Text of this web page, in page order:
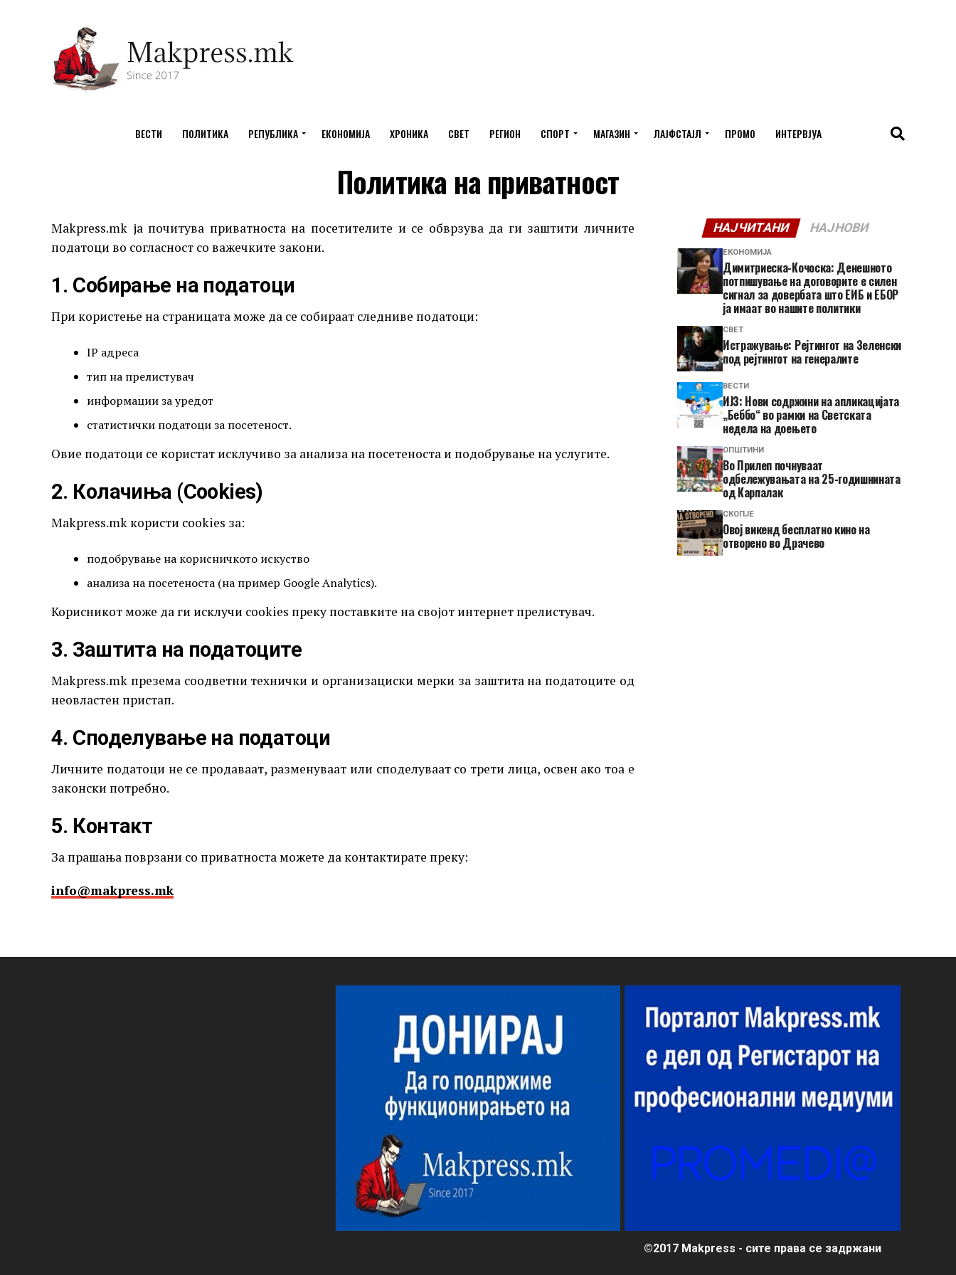
ВЕСТИ ПОЛИТИКА РЕПУБЛИКА ЕКОНОМИЈА ХРОНИКА СВЕТ РЕГИОН СПОРТ МАГАЗИН ЛАЈФСТАЈЛ ПРОМО ИНТЕРВЈУА
Политика на приватност
Makpress.mk ја почитува приватноста на посетителите и се обврзува да ги заштити личните
податоци во согласност со важечките закони.
1. Собирање на податоци
При користење на страницата може да се собираат следниве податоци:
IP адреса
тип на прелистувач
информации за уредот
статистички податоци за посетеност.
Овие податоци се користат исклучиво за анализа на посетеноста и подобрување на услугите.
2. Колачиња (Cookies)
Makpress.mk користи cookies за:
подобрување на корисничкото искуство
анализа на посетеноста (на пример Google Analytics).
Корисникот може да ги исклучи cookies преку поставките на својот интернет прелистувач.
3. Заштита на податоците
Makpress.mk презема соодветни технички и организациски мерки за заштита на податоците од
неовластен пристап.
4. Споделување на податоци
Личните податоци не се продаваат, разменуваат или споделуваат со трети лица, освен ако тоа е
законски потребно.
5. Контакт
За прашања поврзани со приватноста можете да контактирате преку:
info@makpress.mk
НАЈЧИТАНИ НАЈНОВИ
ЕКОНОМИЈА
Димитриеска-Кочоска: Денешното
потпишување на договорите е силен
сигнал за довербата што ЕИБ и ЕБОР
ја имаат во нашите политики
СВЕТ
Истражување: Рејтингот на Зеленски
под рејтингот на генералите
ВЕСТИ
ИЈЗ: Нови содржини на апликацијата
„Беббо“ во рамки на Светската
недела на доењето
ОПШТИНИ
Во Прилеп почнуваат
одбележувањата на 25-годишнината
од Карпалак
СКОПЈЕ
​Овој викенд бесплатно кино на
отворено во Драчево
©2017 Makpress - сите права се задржани